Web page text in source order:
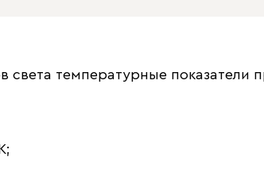
света температурные показатели